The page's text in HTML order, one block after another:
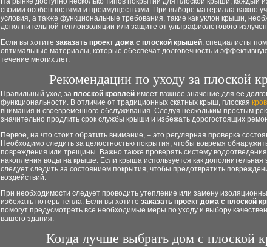
своими особенностями и преимуществами. При выборе материала важно
условия, а также функциональные требования, такие как уклон крыши,
дополнительной теплоизоляции или защите от ультрафиолетового
Если вы хотите заказать проект дома с плоской крышей, специалисты
оптимальные материалы, которые обеспечат долговечность и
течение многих лет.
Рекомендации по уходу за плоской
Правильный уход за плоской кровлей имеет важное значение для ее
функциональности. В отличие от традиционных скатных крыш, плоская
внимания и своевременного обслуживания. Следуя нескольким простым
значительно продлить срок службы крыши и избежать дорогостоящих
Первое, на что стоит обратить внимание, – это регулярная проверка
Необходимо следить за целостностью покрытия, чтобы вовремя
повреждения или трещины. Важно также проверять систему
накопления воды на крыше. Если крыша используется как дополнительная
следует следить за состоянием покрытия, чтобы предотвратить
воздействий.
При необходимости следует проводить утепление или замену
избежать потерь тепла. Если вы хотите заказать проект дома с плоской
помогут предусмотреть все необходимые меры по уходу и выбору
вашего здания.
Когда лучше выбрать дом с плоской